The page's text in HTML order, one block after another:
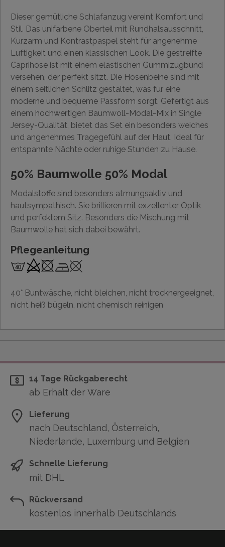
Dieser gemütliche Schlafanzug vereint Komfort und
Stil. Das unifarbene Oberteil mit Rundhalsausschnitt,
Kurzarm und Kontrastpaspel steht für angenehme
Luftigkeit und einen klassischen Look. Die gestreifte
Caprihose ist mit einem elastischen Gummizugbund
versehen, der perfekt sitzt. Die Hosenbeine sind mit
einem seitlichen Schlitz gestaltet, was für eine
moderne und bequeme Passform sorgt. Gefertigt aus
einem hochwertigen Baumwoll-Modal-Mix in Single
Jersey-Qualität, bietet das Set ein besonders weiches
und angenehmes Tragegefühl auf der Haut. Ideal für
entspannte Nächte oder ruhige Stunden zu Hause.
50% Baumwolle 50% Modal
Modalstoffe sind besonders atmungsaktiv und
hautsympathisch. Sie brillieren mit exzellenter Optik
und perfektem Sitz. Besonders die Mischung mit
Baumwolle hat sich dabei bewährt.
Pflegeanleitung
40° Buntwäsche, nicht bleichen, nicht trocknergeeignet,
nicht heiß bügeln, nicht chemisch reinigen
14 Tage Rückgaberecht
ab Erhalt der Ware
Lieferung
nach Deutschland, Österreich,
Niederlande, Luxemburg und Belgien
Schnelle Lieferung
mit DHL
Rückversand
kostenlos innerhalb Deutschlands